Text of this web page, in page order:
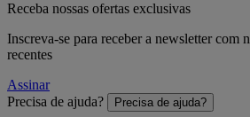
Receba nossas ofertas exclusivas
Inscreva-se para receber a newsletter com
recentes
Assinar
Precisa de ajuda?
Precisa de ajuda?